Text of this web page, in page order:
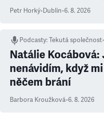
Petr Horký•Dublin•6. 8. 2026
Podcasty:Tekutá společnost•
Natálie Kocábová:
nenávidím, když
něčem brání
Barbora Kroužková•6. 8. 2026